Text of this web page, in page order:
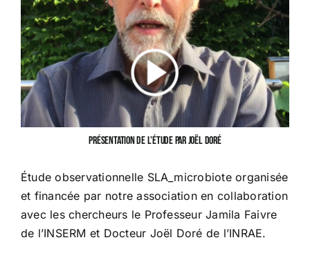
Présentation de l’étude par Joël Doré
Étude observationnelle SLA_microbiote organisée
et financée par notre association en collaboration
avec les chercheurs le Professeur Jamila Faivre
de l’INSERM et Docteur Joël Doré de l’INRAE.